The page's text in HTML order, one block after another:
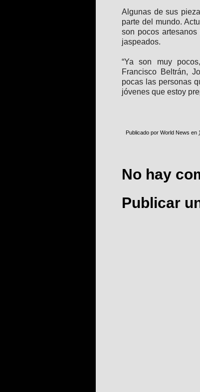
Algunas de sus
parte del mundo.
son pocos
jaspeados.
“Ya son muy
Francisco Beltrán,
pocas las personas
jóvenes que estoy
Publicado por World News en
No hay
Publicar